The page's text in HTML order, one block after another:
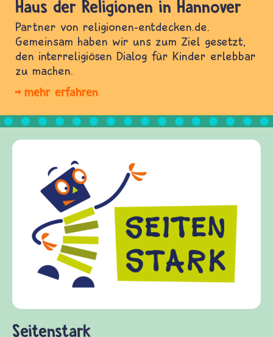
Haus der Religionen in Hannover
Partner von religionen-entdecken.de.
Gemeinsam haben wir uns zum Ziel gesetzt,
den interreligiösen Dialog für Kinder erlebbar
zu machen.
mehr erfahren
Frieden Fragen
frieden-fragen.de ist ein
Kinder, Eltern und
Fragen von Krieg und
Gewalt informiert und
diesem Themenbereich
fragen.de bietet
und Frieden, Streit und